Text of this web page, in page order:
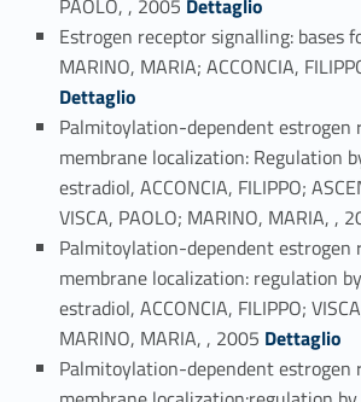
PAOLO, , 2005 Dettaglio
Estrogen receptor signalling: bases
MARINO, MARIA; ACCONCIA,
Dettaglio
Palmitoylation-dependent estrogen
membrane localization: Regulation
estradiol, ACCONCIA, FILIPPO;
VISCA, PAOLO; MARINO, MARIA, ,
Palmitoylation-dependent estrogen
membrane localization: regulation
estradiol, ACCONCIA, FILIPPO;
MARINO, MARIA, , 2005 Link identifier #identifier_person_178358-102
Dettaglio
Palmitoylation-dependent estrogen